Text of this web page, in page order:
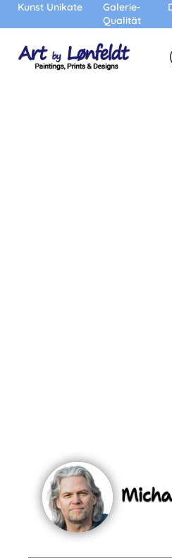
Kunst Unikate
Galerie-
Qualität